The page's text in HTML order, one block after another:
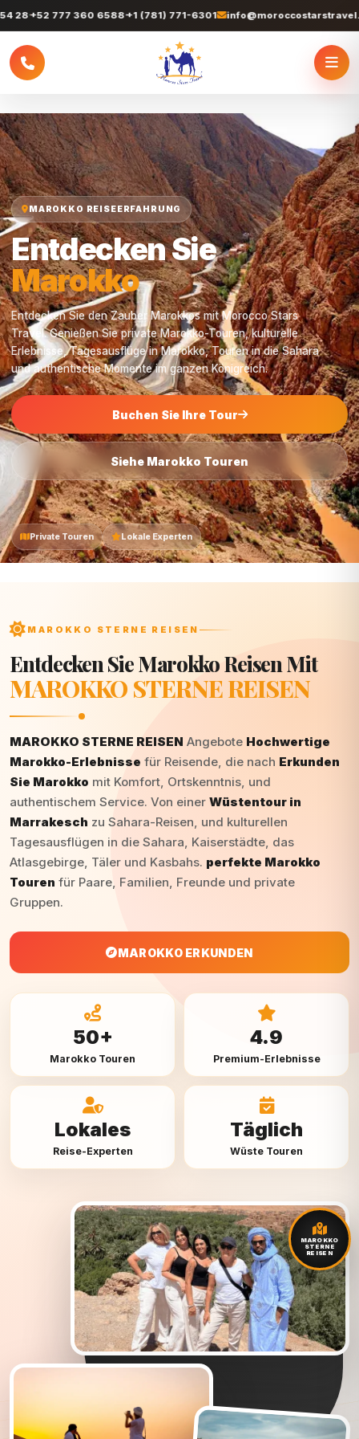
360 6588+1 (781) 771-6301 info@moroccostarstravel.com+212
MAROKKO REISEERFAHRUNG
Entdecken Sie
Marokko
Entdecken Sie den Zauber Marokkos mit Morocco Stars
Travel. Genießen Sie private Marokko-Touren, kulturelle
Erlebnisse, Tagesausflüge in Marokko, Touren in die Sahara
und authentische Momente im ganzen Königreich.
Buchen Sie Ihre Tour
Siehe Marokko Touren
Private Touren Lokale Experten
MAROKKO STERNE REISEN
Entdecken Sie Marokko Reisen Mit
MAROKKO STERNE REISEN
MAROKKO STERNE REISEN Angebote Hochwertige
Marokko-Erlebnisse für Reisende, die nach Erkunden
Sie Marokko mit Komfort, Ortskenntnis, und
authentischem Service. Von einer Wüstentour in
Marrakesch zu Sahara-Reisen, und kulturellen
Tagesausflügen in die Sahara, Kaiserstädte, das
Atlasgebirge, Täler und Kasbahs. perfekte Marokko
Touren für Paare, Familien, Freunde und private
Gruppen.
MAROKKO ERKUNDEN
50+
Marokko Touren
4.9
Premium-Erlebnisse
Lokales
Reise-Experten
Täglich
Wüste Touren
MAROKKO
STERNE
REISEN